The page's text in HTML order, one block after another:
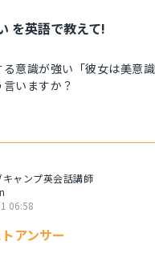
を英語で教えて!
意識が強い「彼女は美意
いますか？
キャンプ英会話講師
06:58
アンサー